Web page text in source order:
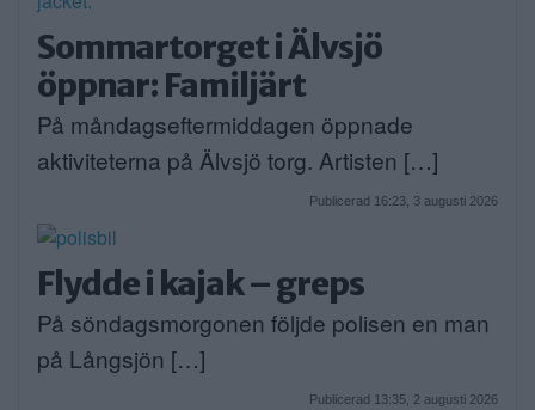
Sommartorget i Älvsjö
öppnar: Familjärt
På måndagseftermiddagen öppnade
aktiviteterna på Älvsjö torg. Artisten […]
Publicerad 16:23, 3 augusti 2026
Flydde i kajak – greps
På söndagsmorgonen följde polisen en man
på Långsjön […]
Publicerad 13:35, 2 augusti 2026